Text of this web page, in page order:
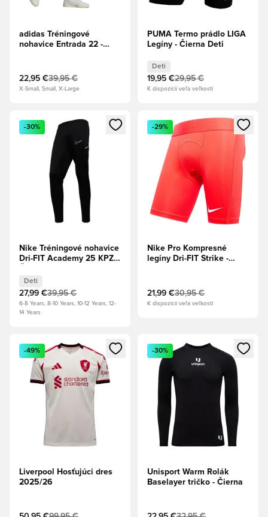
adidas Tréningové
nohavice Entrada 22 -
22,95 €39,95 €
X-Small, Small, X-Large
PUMA Termo prádlo LIGA
Legíny - Čierna Deti
Deti
19,95 €29,95 €
K dispozícii veľa veľkostí
Otvorí modál na prihlásenie alebo registráciu ako člen
-30%
Nike Tréningové nohavice
Dri-FIT Academy 25 KPZ -
Deti
27,99 €39,95 €
6-8 Years, 8-10 Years, 10-12 Years, 12-
14 Years
Otvorí modál na prihlásenie
-29%
Nike Pro Kompresné
legíny Dri-FIT Strike -
21,99 €30,95 €
K dispozícii veľa veľkostí
Otvorí modál na prihlásenie alebo registráciu ako člen
-49%
Liverpool Hosťujúci dres
2025/26
Otvorí modál na prihlásenie
-30%
Unisport Warm Rolák
Baselayer tričko - Čierna